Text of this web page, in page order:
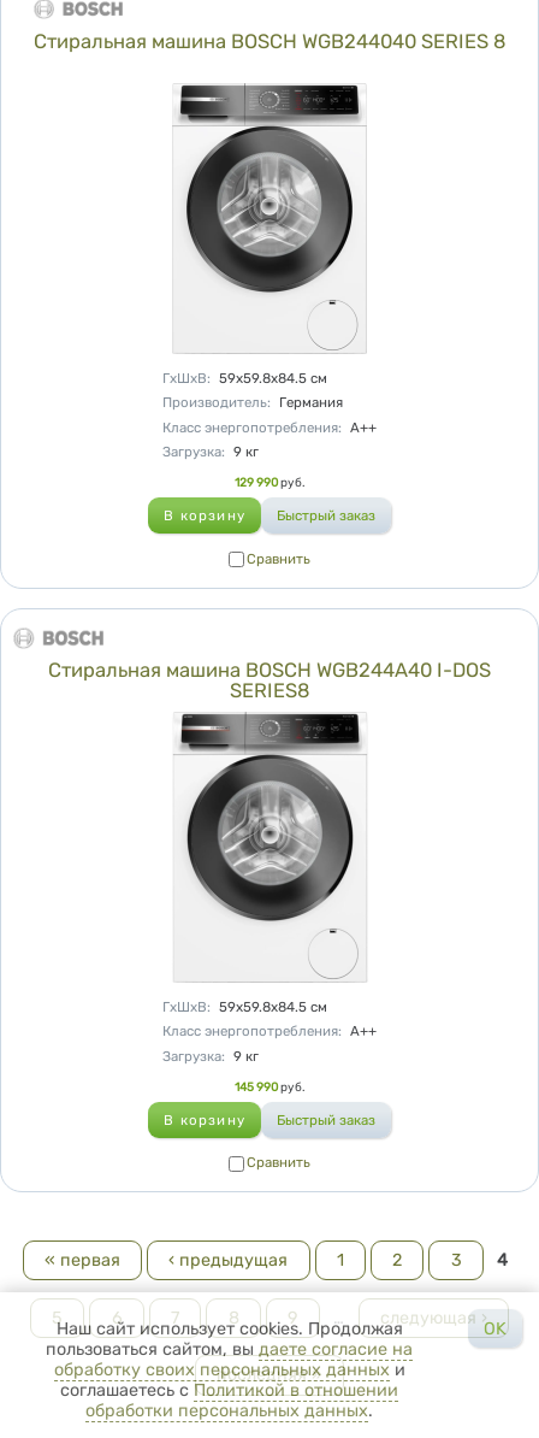
Стиральная машина BOSCH WGB244040 SERIES 8
Характеристики
ГхШхВ: 59х59.8х84.5 см
Производитель:
Германия
Класс энергопотребления: A++
Загрузка: 9 кг
129 990 руб.
Сравнить
Стиральная машина BOSCH WGB244A40 I-DOS
SERIES8
Характеристики
ГхШхВ: 59х59.8х84.5 см
Класс энергопотребления: A++
Загрузка: 9 кг
145 990 руб.
Сравнить
« первая ‹ предыдущая 1 2 3 4
5 6 7 8 9 … следующая ›
последняя »
Наш сайт использует cookies. Продолжая
пользоваться сайтом, выдаете согласие на
обработку своих персональных данныхи
соглашаетесь с Политикой в отношении
обработки персональных данных.
OK